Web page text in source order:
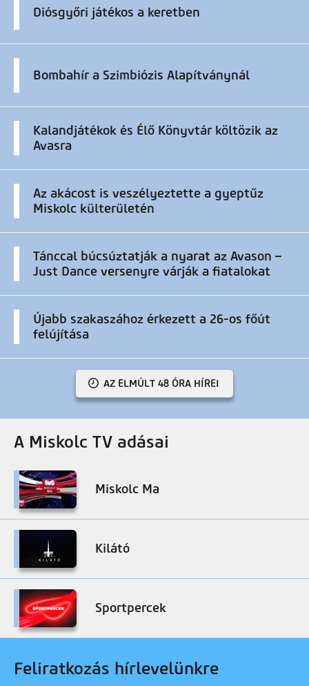
Diósgyőri játékos a keretben
Bombahír a Szimbiózis Alapítványnál
Kalandjátékok és Élő Könyvtár költözik az
Avasra
Az akácost is veszélyeztette a gyeptűz
Miskolc külterületén
Tánccal búcsúztatják a nyarat az Avason –
Just Dance versenyre várják a fiatalokat
Újabb szakaszához érkezett a 26-os főút
felújítása
AZ ELMÚLT 48 ÓRA HÍREI
A Miskolc TV adásai
Miskolc Ma
Kilátó
Sportpercek
Feliratkozás hírlevelünkre